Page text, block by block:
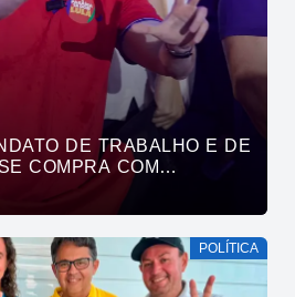
DE TRABALHO E DE
COMPRA COM
COM TRABALHO”
POLÍTICA